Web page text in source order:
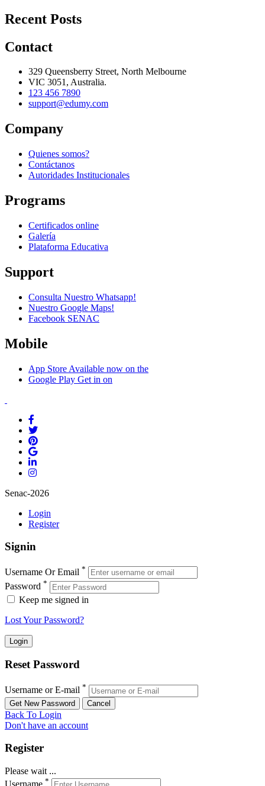
Recent Posts
Contact
329 Queensberry Street, North Melbourne
VIC 3051, Australia.
123 456 7890
support@edumy.com
Company
Quienes somos?
Contáctanos
Autoridades Institucionales
Programs
Certificados online
Galería
Plataforma Educativa
Support
Consulta Nuestro Whatsapp!
Nuestro Google Maps!
Facebook SENAC
Mobile
App Store Available now on the
Google Play Get in on
Senac-2026
Login
Register
Signin
Username Or Email *
Password *
Keep me signed in
Lost Your Password?
Reset Password
Username or E-mail *
Back To Login
Don't have an account
Register
Please wait ...
*